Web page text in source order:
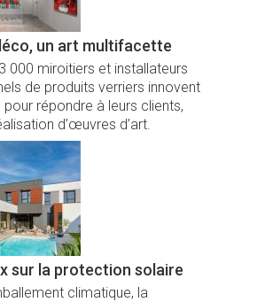
un art multifacette
000 miroitiers et installateurs
de produits verriers innovent
répondre à leurs clients,
d’œuvres d’art.
sur la protection solaire
climatique, la